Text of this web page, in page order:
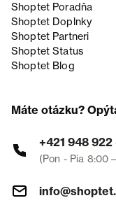
Shoptet Poradňa
Shoptet Doplnky
Shoptet Partneri
Shoptet Status
Shoptet Blog
Máte otázku?
+421 948 922
(Pon - Pia 8:00